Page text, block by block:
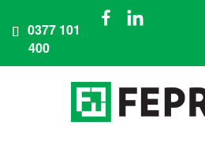
0377 101
400